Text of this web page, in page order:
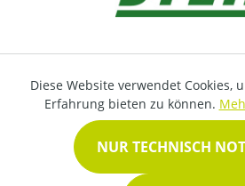
Diese Website verwendet Cookies,
Erfahrung bieten zu können.
NUR TECHNISCH